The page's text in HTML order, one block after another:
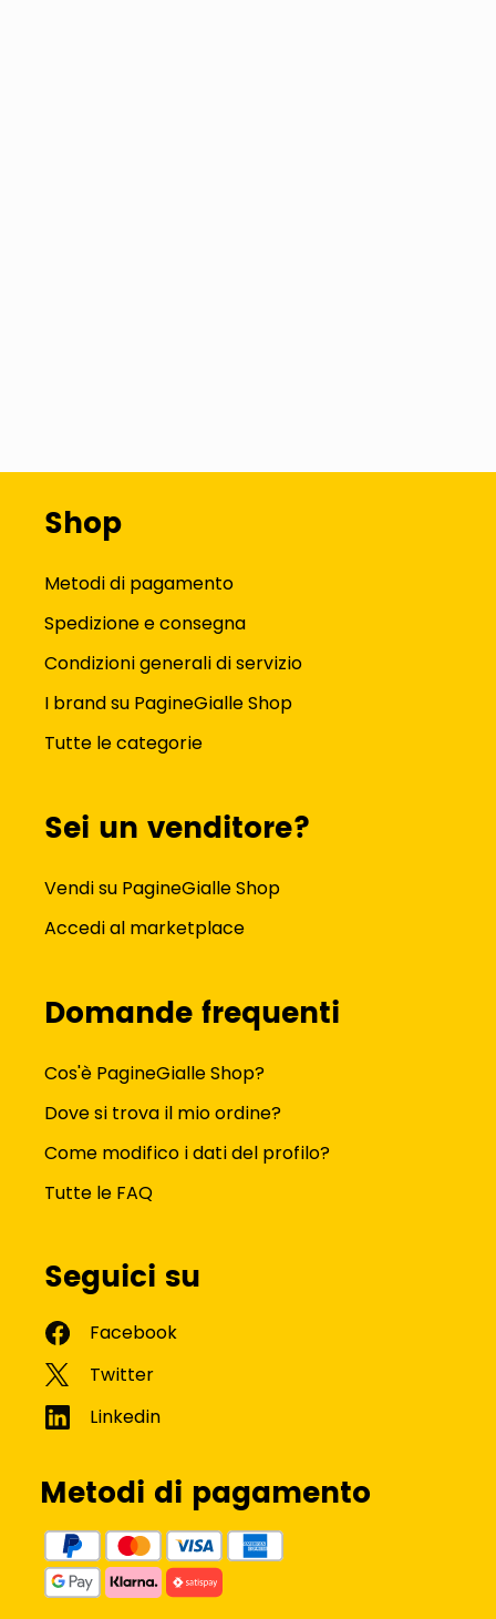
Shop
Metodi di pagamento
Spedizione e consegna
Condizioni generali di servizio
I brand su PagineGialle Shop
Tutte le categorie
Sei un venditore?
Vendi su PagineGialle Shop
Accedi al marketplace
Domande frequenti
Cos'è PagineGialle Shop?
Dove si trova il mio ordine?
Come modifico i dati del profilo?
Tutte le FAQ
Seguici su
Metodi di pagamento